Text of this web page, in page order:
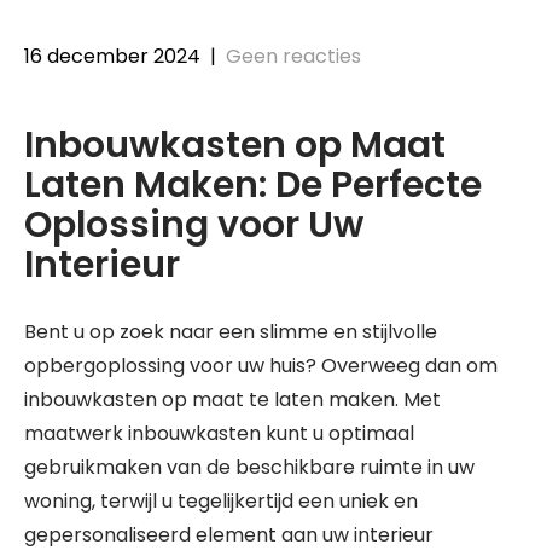
16 december 2024 | Geen reacties
Inbouwkasten op Maat
Laten Maken: De Perfecte
Oplossing voor Uw
Interieur
Bent u op zoek naar een slimme en stijlvolle
opbergoplossing voor uw huis? Overweeg dan om
inbouwkasten op maat te laten maken. Met
maatwerk inbouwkasten kunt u optimaal
gebruikmaken van de beschikbare ruimte in uw
woning, terwijl u tegelijkertijd een uniek en
gepersonaliseerd element aan uw interieur